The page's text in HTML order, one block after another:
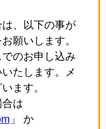
、以下の事が
願いします。
のお申し込み
たします。メ
ます。
は
」 か